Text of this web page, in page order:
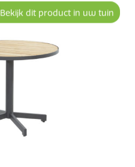
Bekijk dit product in uw tuin